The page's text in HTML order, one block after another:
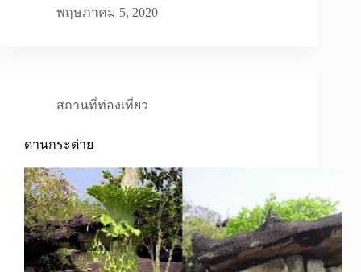
พฤษภาคม 5, 2020
สถานที่ท่องเที่ยว
ดานกระต่าย